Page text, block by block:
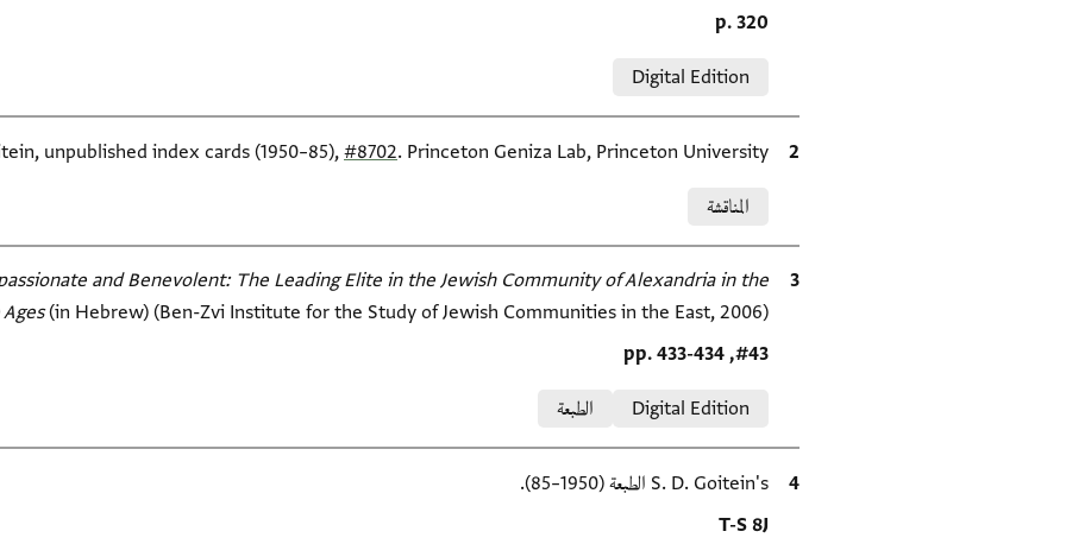
Location in source
p. 320
Digital Edition
الاقتباس المرجعي unpublished index cards (1950–85), #8702. Princeton Geniza Lab, Princeton University.
المناقشة
الاقتباس المرجعي
and Benevolent: The Leading Elite in the Jewish Community of Alexandria in the
(in Hebrew) (Ben-Zvi Institute for the Study of Jewish Communities in the East, 2006).
Location in source
#43, pp. 433-434
Digital Edition
الطبعة
الاقتباس المرجعي
S. D. Goitein's الطبعة (1950–85).
Location in source
T-S 8J